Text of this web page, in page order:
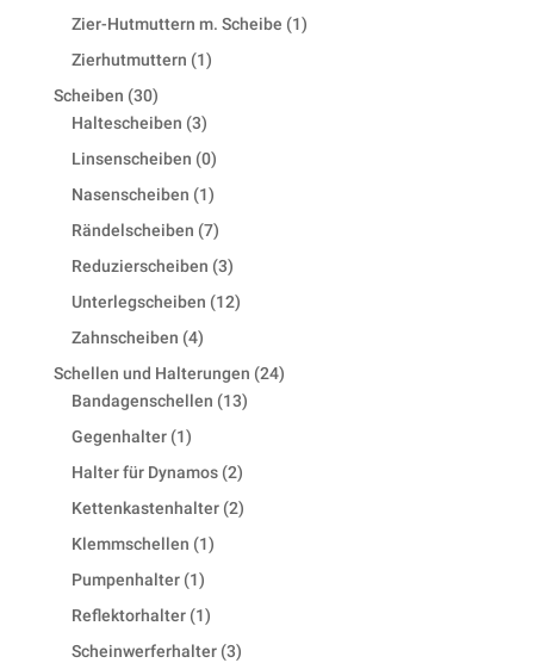
products
Zier-Hutmuttern m. Scheibe 11
Zierhutmuttern 11
Scheiben 3030
products
Haltescheiben 33
products
Linsenscheiben 00
products
Nasenscheiben 11
product
Rändelscheiben 77
products
Reduzierscheiben 33
products
Unterlegscheiben 1212
Zahnscheiben 44
products
Schellen und Halterungen 2424
Bandagenschellen 1313
Gegenhalter 11
product
Halter für Dynamos 22
products
Kettenkastenhalter 22
Klemmschellen 11
Pumpenhalter 11
product
Reflektorhalter 11
product
Scheinwerferhalter 33